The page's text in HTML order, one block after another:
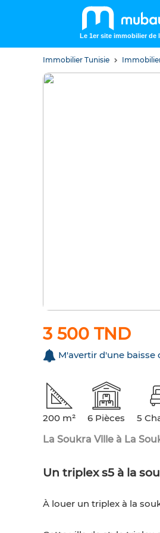
Le 1er site immobilier de
Immobilier Tunisie
3 500 TND
M'avertir d'une baisse
200 m² 6 Pièces 5
La Soukra Ville à La
Un triplex s5 à la
À louer un triplex à la